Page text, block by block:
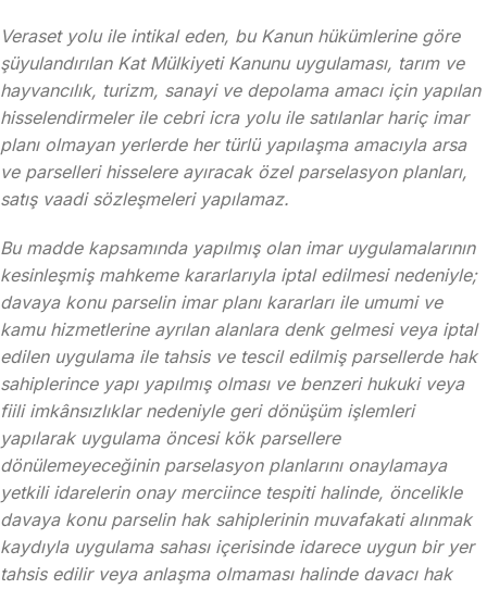
Veraset yolu ile intikal eden, bu Kanun hükümlerine göre
şüyulandırılan Kat Mülkiyeti Kanunu uygulaması, tarım ve
hayvancılık, turizm, sanayi ve depolama amacı için yapılan
hisselendirmeler ile cebri icra yolu ile satılanlar hariç imar
planı olmayan yerlerde her türlü yapılaşma amacıyla arsa
ve parselleri hisselere ayıracak özel parselasyon planları,
satış vaadi sözleşmeleri yapılamaz.
Bu madde kapsamında yapılmış olan imar uygulamalarının
kesinleşmiş mahkeme kararlarıyla iptal edilmesi nedeniyle;
davaya konu parselin imar planı kararları ile umumi ve
kamu hizmetlerine ayrılan alanlara denk gelmesi veya iptal
edilen uygulama ile tahsis ve tescil edilmiş parsellerde hak
sahiplerince yapı yapılmış olması ve benzeri hukuki veya
fiili imkânsızlıklar nedeniyle geri dönüşüm işlemleri
yapılarak uygulama öncesi kök parsellere
dönülemeyeceğinin parselasyon planlarını onaylamaya
yetkili idarelerin onay merciince tespiti halinde, öncelikle
davaya konu parselin hak sahiplerinin muvafakati alınmak
kaydıyla uygulama sahası içerisinde idarece uygun bir yer
tahsis edilir veya anlaşma olmaması halinde davacı hak